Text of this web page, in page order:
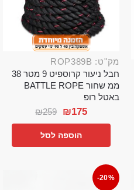
מק"ט: ROP389B
חבל ניעור קרוספיט 9 מטר 38
ממ שחור BATTLE ROPE
באטל רופ
₪259 ₪175
הוספה לסל
-20%